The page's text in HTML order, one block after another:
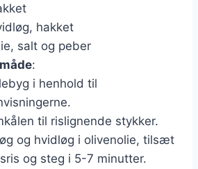
hakket
salt og peber
:
i henhold til
til rislignende stykker.
og hvidløg i olivenolie, tilsæt
og steg i 5-7 minutter.